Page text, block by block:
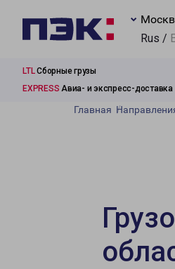
Rus /
LTLСборные грузы
EXPRESS Авиа- и экспресс-доставка
Главная